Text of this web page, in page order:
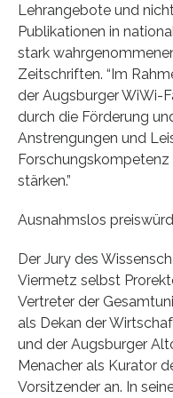
Lehrangebote und
Publikationen in
stark
Zeitschriften. “Im
der Augsburger WiWi-
durch die Förderung
Anstrengungen und
stärken.”
Ausnahmslos
Der Jury des
Viermetz selbst
Vertreter der
als Dekan der
und der Augsburger
Menacher als Kurator
Vorsitzender an. In